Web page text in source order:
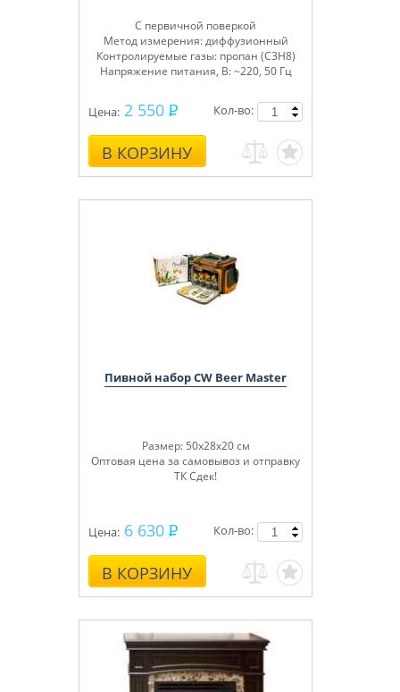
С первичной поверкой
Метод измерения: диффузионный
Контролируемые газы: пропан (C3H8)
Напряжение питания, В: ~220, 50 Гц
Цена: 2 550
В КОРЗИНУ
Кол-во:
Пивной набор CW Beer Master
Размер: 50х28х20 см
Оптовая цена за самовывоз и отправку
ТК Сдек!
Цена: 6 630
В КОРЗИНУ
Кол-во: